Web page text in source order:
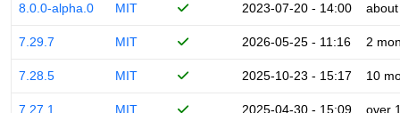
8.0.0-alpha.0 MIT 2023-07-20 - 14:00
7.29.7 MIT 2026-05-25 - 11:16 2
7.28.5 MIT 2025-10-23 - 15:17 10
7.27.1 MIT 2025-04-30 - 15:09 over